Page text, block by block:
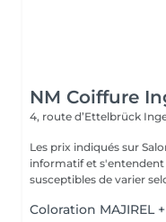
NM Coiffure
4, route d’Ettelbrück
Les prix indiqués sur
informatif et s'entendent
susceptibles de varier
Coloration MAJIREL